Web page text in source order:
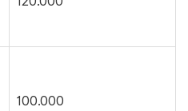
100.000